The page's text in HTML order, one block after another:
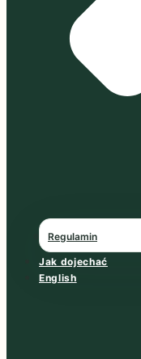
Regulamin
Jak dojechać
English